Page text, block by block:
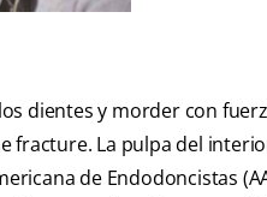
dientes y morder con
fracture. La pulpa del
de Endodoncistas